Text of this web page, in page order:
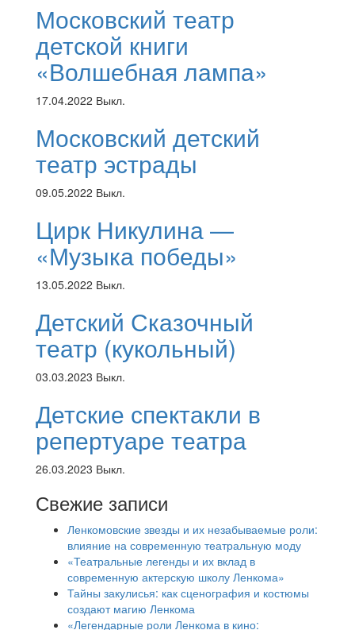
Московский театр
детской книги
«Волшебная лампа»
17.04.2022 Выкл.
Московский детский
театр эстрады
09.05.2022 Выкл.
Цирк Никулина —
«Музыка победы»
13.05.2022 Выкл.
Детский Сказочный
театр (кукольный)
03.03.2023 Выкл.
Детские спектакли в
репертуаре театра
26.03.2023 Выкл.
Свежие записи
Ленкомовские звезды и их незабываемые роли:
влияние на современную театральную моду
«Театральные легенды и их вклад в
современную актерскую школу Ленкома»
Тайны закулисья: как сценография и костюмы
создают магию Ленкома
«Легендарные роли Ленкома в кино: